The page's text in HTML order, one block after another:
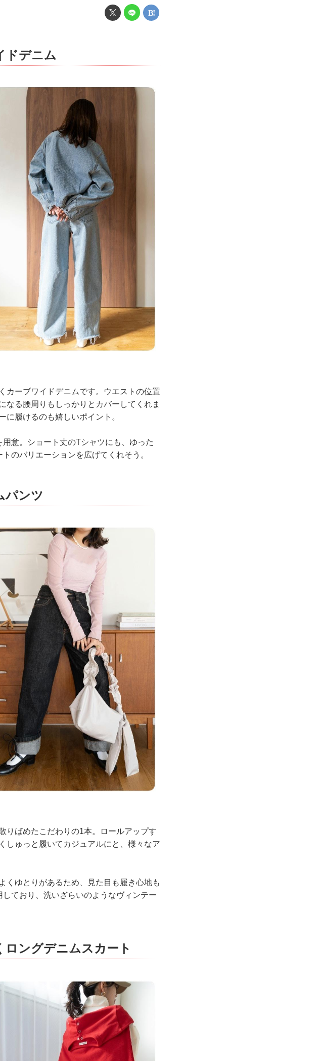
ドデニム
カーブワイドデニムです。ウエストの位置
なる腰周りもしっかりとカバーしてくれま
履けるのも嬉しいポイント。
意。ショート丈のTシャツにも、ゆった
のバリエーションを広げてくれそう。
パンツ
りばめたこだわりの1本。ロールアップす
しゅっと履いてカジュアルにと、様々なア
くゆとりがあるため、見た目も履き心地も
ており、洗いざらいのようなヴィンテー
ングデニムスカート